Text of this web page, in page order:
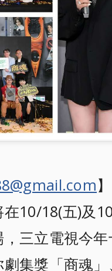
10/18(五)及
三立電視今
集獎「商魂